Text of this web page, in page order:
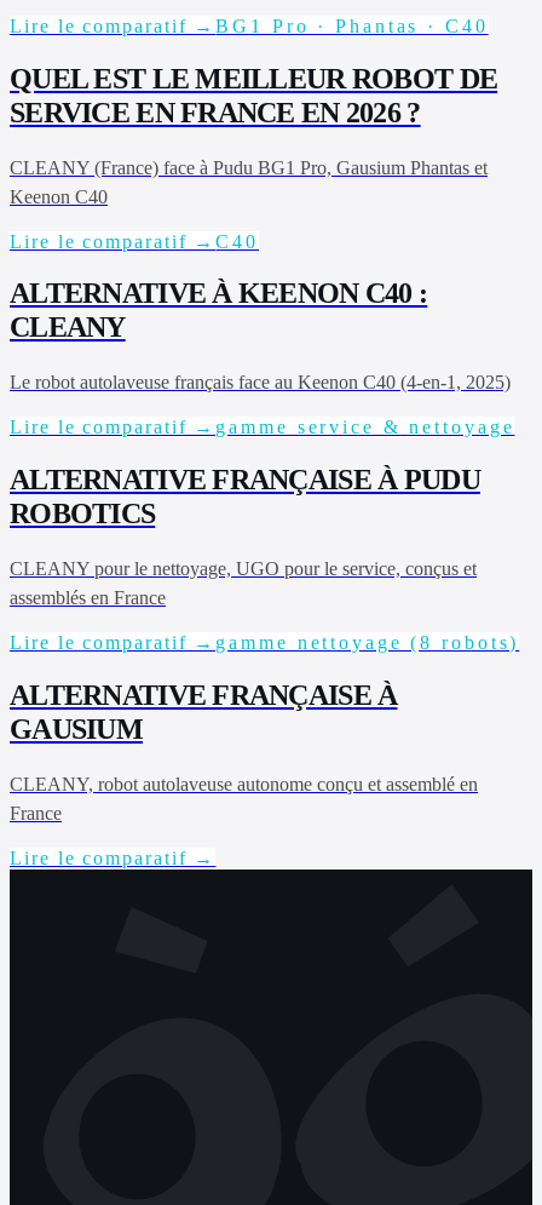
Lire le comparatif →BG1 Pro · Phantas · C40
QUEL EST LE MEILLEUR ROBOT DE
SERVICE EN FRANCE EN 2026 ?
CLEANY (France) face à Pudu BG1 Pro, Gausium Phantas et
Keenon C40
Lire le comparatif →C40
ALTERNATIVE À KEENON C40 :
CLEANY
Le robot autolaveuse français face au Keenon C40 (4-en-1, 2025)
Lire le comparatif → gamme service & nettoyage
ALTERNATIVE FRANÇAISE À PUDU
ROBOTICS
CLEANY pour le nettoyage, UGO pour le service, conçus et
assemblés en France
Lire le comparatif → gamme nettoyage (8 robots)
ALTERNATIVE FRANÇAISE À
GAUSIUM
CLEANY, robot autolaveuse autonome conçu et assemblé en
France
Lire le comparatif →